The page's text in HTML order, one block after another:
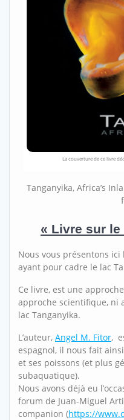
La couverture de ce livre
Tanganyika, Africa’s
« Livre sur le
Nous vous présentons
ayant pour cadre le lac
Ce livre, est une
approche scientifique, ni
lac Tanganyika.
L’auteur, Angel M. Fitor,
espagnol, il nous fait
et ses poissons (et plus
subaquatique).
Nous avons déjà eu
forum de Juan-Miguel
companion (https://